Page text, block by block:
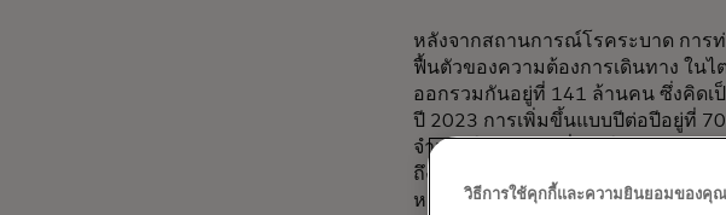
หลังจากสถานการณ์โรคระบาด การ
ฟื้นตัวของความต้องการเดินทาง ใน
ออกรวมกันอยู่ที่ 141 ล้านคน ซึ่งคิดเป็
ปี 2023 การเพิ่มขึ้นแบบปีต่อปีอยู่ที่
จำนวนใบอนุญาตที่ออกให้กับเขตบริห
ถึง 114% ของระดับก่อนเกิดโรคระ
หมายปลายทางระยะสั้น ในช่วงวันห
วิธีการใช้คุกกี้และความยินยอมของคุณ